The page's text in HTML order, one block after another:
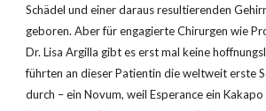
Schädel und einer daraus resultierenden
geboren. Aber für engagierte Chirurgen wie
Dr. Lisa Argilla gibt es erst mal keine
führten an dieser Patientin die weltweit erste
durch – ein Novum, weil Esperance ein